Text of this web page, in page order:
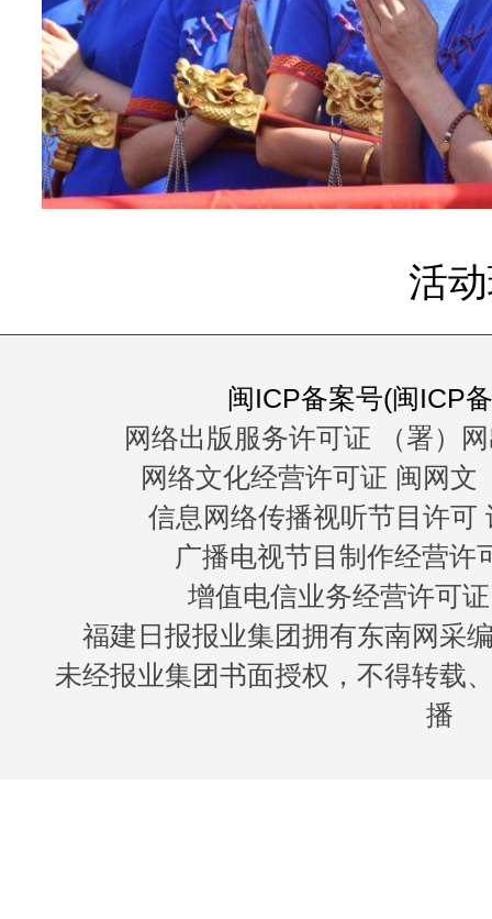
活
闽ICP备案号(闽ICP
网络出版服务许可证 （署）
网络文化经营许可证 闽网文
信息网络传播视听节目许可
广播电视节目制作经营许
增值电信业务经营许可
福建日报报业集团拥有东南网采
未经报业集团书面授权，不得转载
播